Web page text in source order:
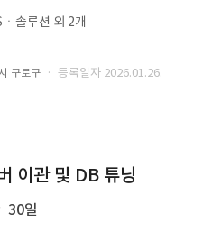
솔루션 외 2개
구로구 · 등록일자 2026.01.26.
이관 및 DB 튜닝
30일